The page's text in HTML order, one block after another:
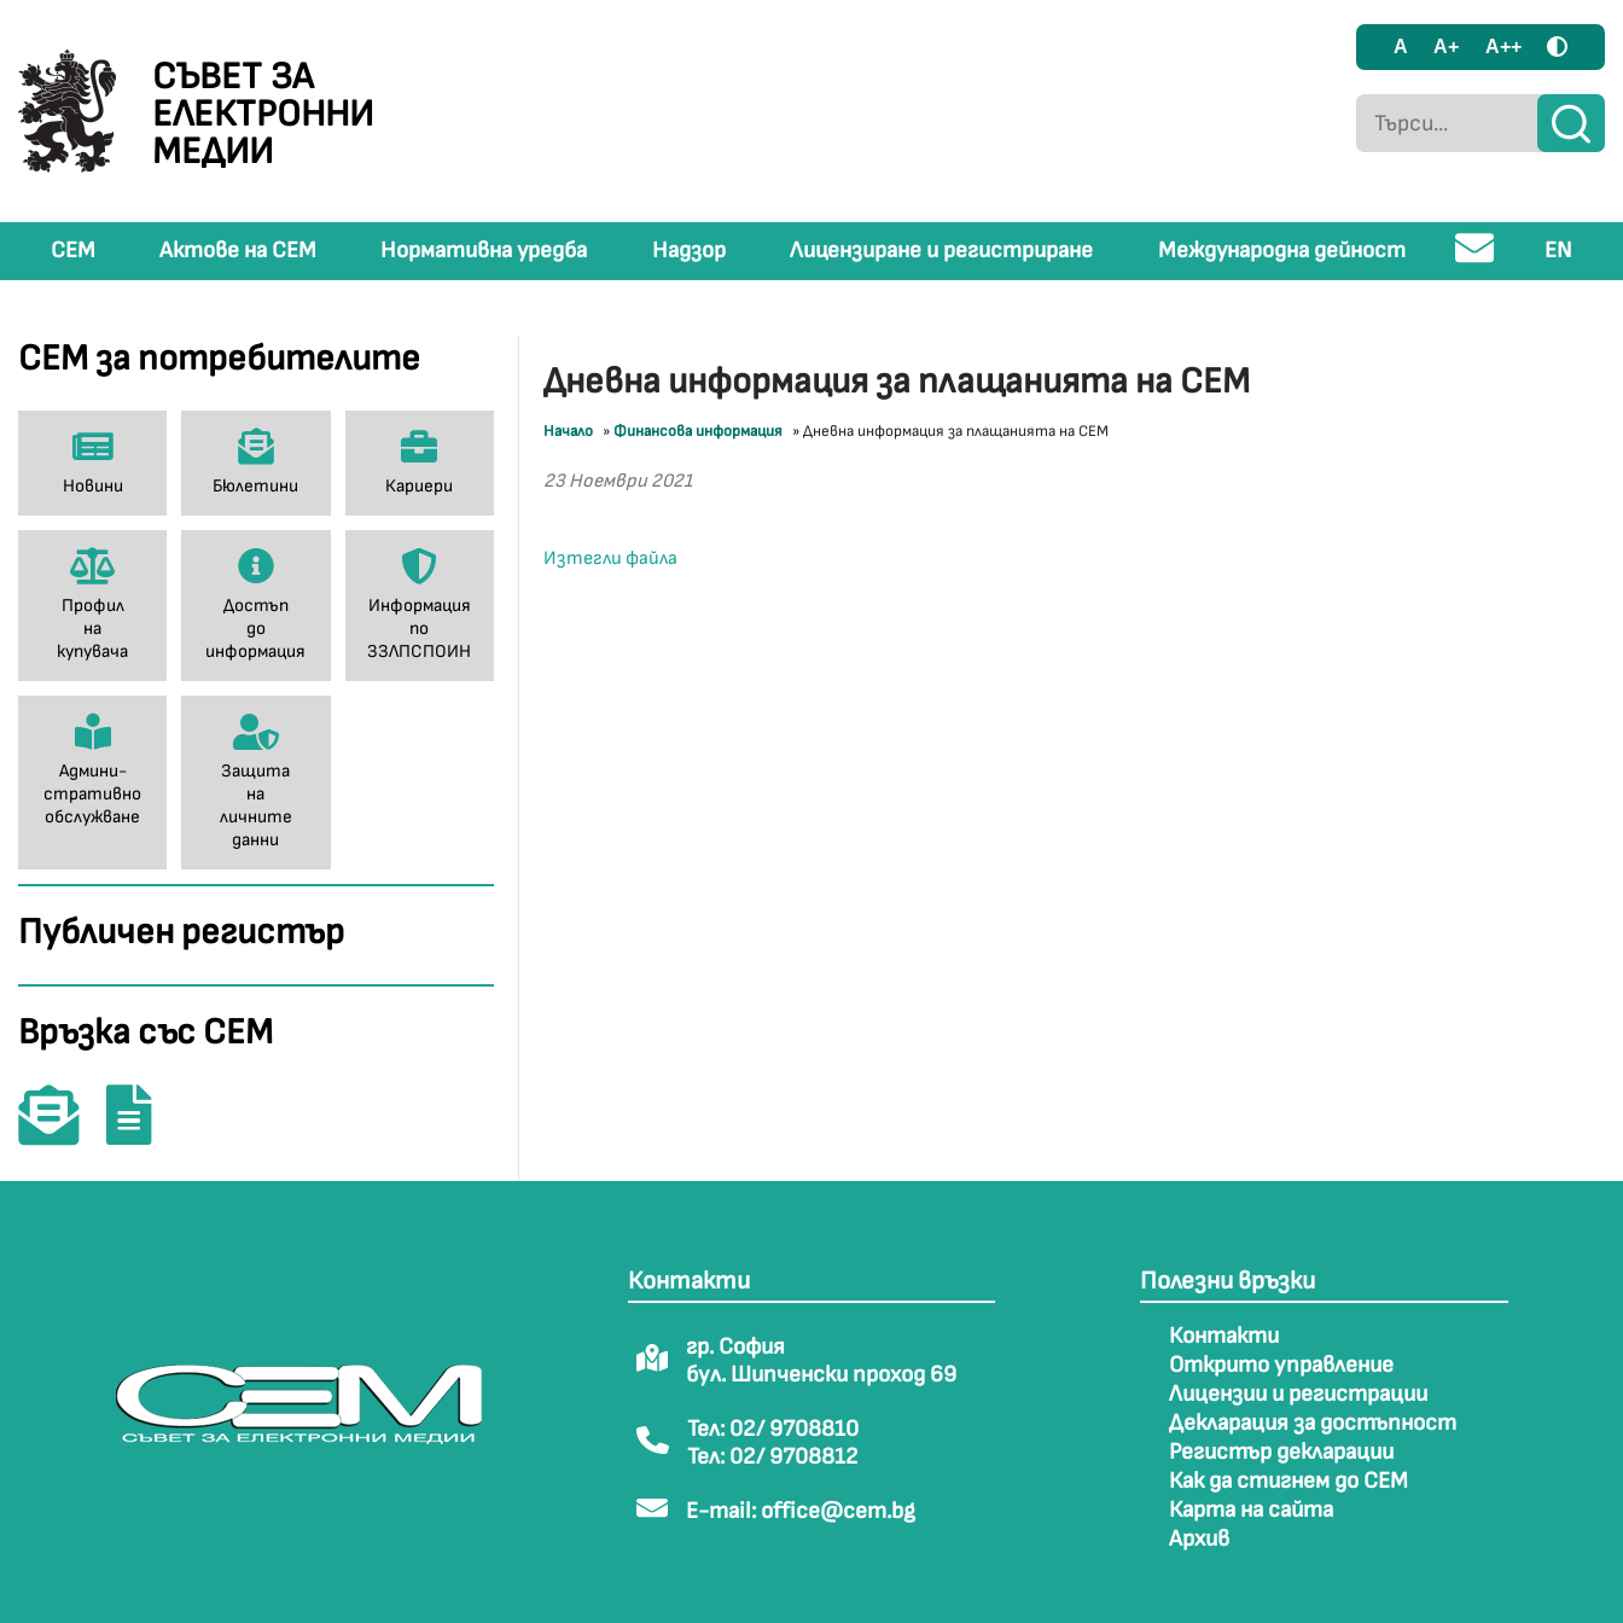
СЪВЕТ ЗА
ЕЛЕКТРОННИ
МЕДИИ
A A+ A++
СЕМ Актове на СЕМ Нормативна уредба Надзор Лицензиране и регистриране Международна дейност EN
СЕМ за потребителите
Новини Бюлетини Кариери
Профил
на
купувача
Достъп
до
информация
Информация
по
ЗЗЛПСПОИН
Админи-
стративно
обслужване
Защита
на
личните
данни
Публичен регистър
Връзка със СЕМ
Дневна информация за плащанията на СЕМ
Начало » Финансова информация »Дневна информация за плащанията на СЕМ
23 Ноември 2021
Изтегли файла
Контакти
гр. София
бул. Шипченски проход 69
Тел: 02/ 9708810
Тел: 02/ 9708812
E-mail: office@cem.bg
Полезни връзки
Контакти
Открито управление
Лицензии и регистрации
Декларация за достъпност
Регистър декларации
Как да стигнем до СЕМ
Карта на сайта
Архив